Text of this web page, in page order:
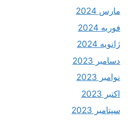
مارس 2024
فوریه 2024
ژانویه 2024
دسامبر 2023
نوامبر 2023
اکتبر 2023
سپتامبر 2023